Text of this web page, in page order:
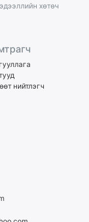
хөтөч
нийтлэгч